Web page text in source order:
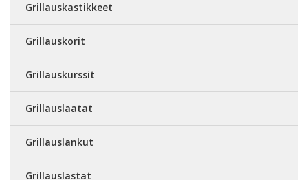
Grillauskastikkeet
Grillauskorit
Grillauskurssit
Grillauslaatat
Grillauslankut
Grillauslastat